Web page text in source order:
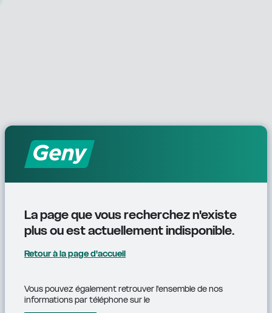
La page que vous recherchez n'existe
plus ou est actuellement indisponible.
Retour à la page d'accueil
Vous pouvez également retrouver l'ensemble de nos
informations par téléphone sur le